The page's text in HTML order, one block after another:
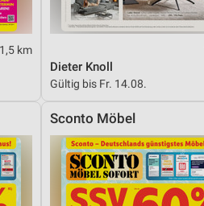
km
Dieter Knoll
Gültig bis Fr. 14.08.
Sconto Möbel